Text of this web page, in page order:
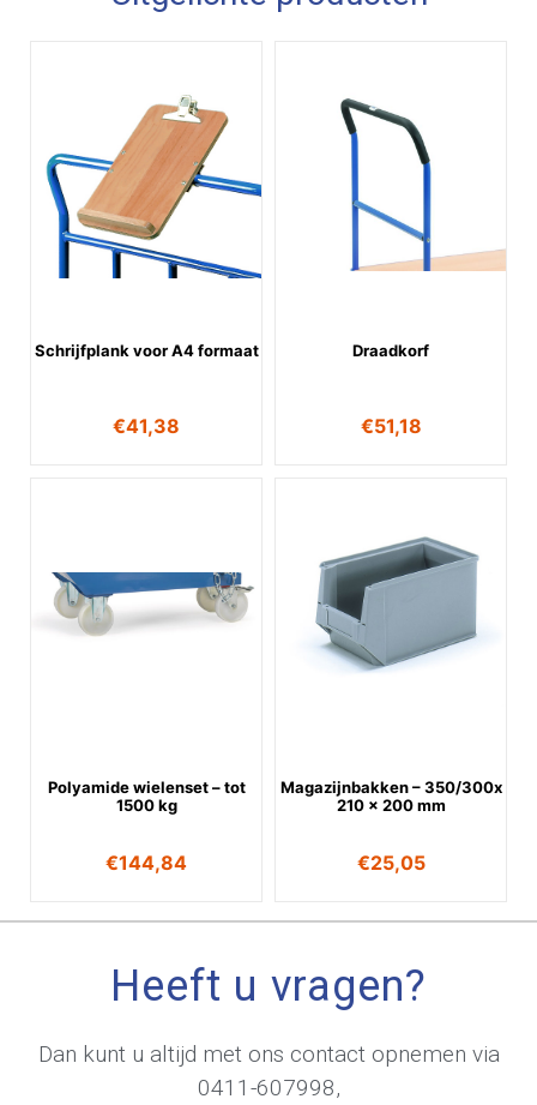
Schrijfplank voor A4 formaat
€41,38
Draadkorf
€51,18
Polyamide wielenset – tot
1500 kg
€144,84
Magazijnbakken – 350/300x
210 x 200 mm
€25,05
Heeft u vragen?
Dan kunt u altijd met ons contact opnemen via
0411-607998,